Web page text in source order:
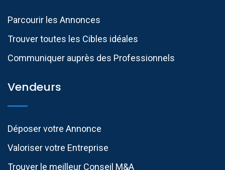
Parcourir les Annonces
Trouver toutes les Cibles idéales
Communiquer auprès des Professionnels​
Vendeurs
Déposer votre Annonce
Valoriser votre Entreprise
Trouver le meilleur Conseil M&A